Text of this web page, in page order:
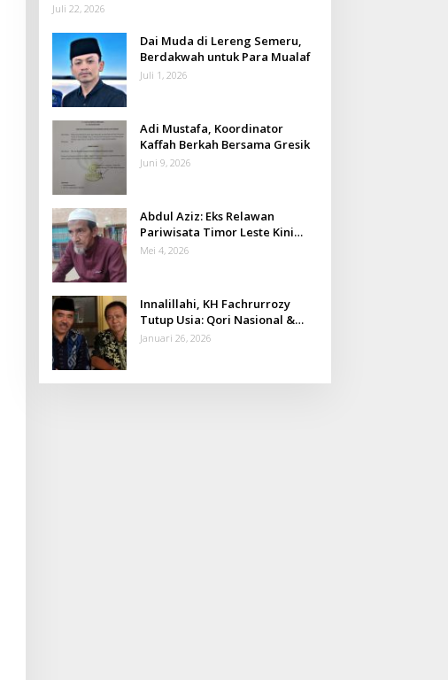
Juli 22, 2026
Dai Muda di Lereng Semeru,
Berdakwah untuk Para Mualaf
Juli 1, 2026
Adi Mustafa, Koordinator
Kaffah Berkah Bersama Gresik
Juni 9, 2026
Abdul Aziz: Eks Relawan
Pariwisata Timor Leste Kini
Takmir Kalisat
Mei 4, 2026
Innalillahi, KH Fachrurrozy
Tutup Usia: Qori Nasional &
Mantan Kadis Kemenag yang
Januari 26, 2026